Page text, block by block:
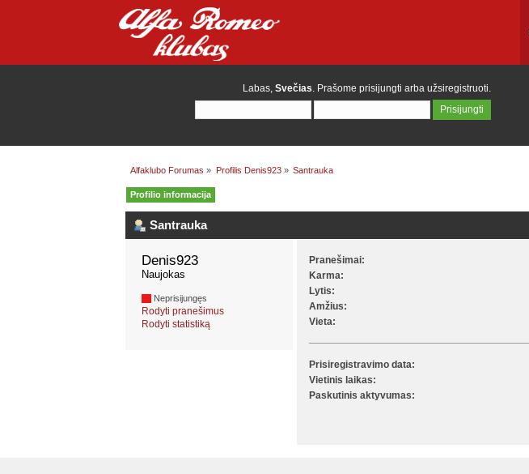
Labas, Svečias. Prašome prisijungti arba užsiregistruoti.
Alfaklubo Forumas » Profilis Denis923» Santrauka
Profilio informacija
Santrauka
Denis923
Naujokas
Neprisijungęs
Rodyti pranešimus
Rodyti statistiką
Pranešimai:
Karma:
Lytis:
Amžius:
Vieta:
Prisiregistravimo data:
Vietinis laikas:
Paskutinis aktyvumas: